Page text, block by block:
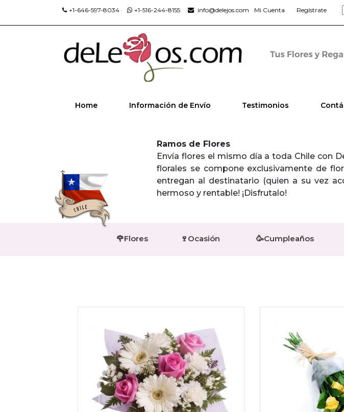
+1-646-597-8034 +1-516-244-8155 info@delejos.com Mi Cuenta Regístrate
Home Información de Envío Testimonios
Ramos de Flores
Envía flores el mismo día a toda Chile con
florales se compone exclusivamente de
entregan al destinatario (quien a su vez
hermoso y rentable! ¡Disfrutalo!
🌹Flores 🍷Ocasión 🥳Cumpleaños